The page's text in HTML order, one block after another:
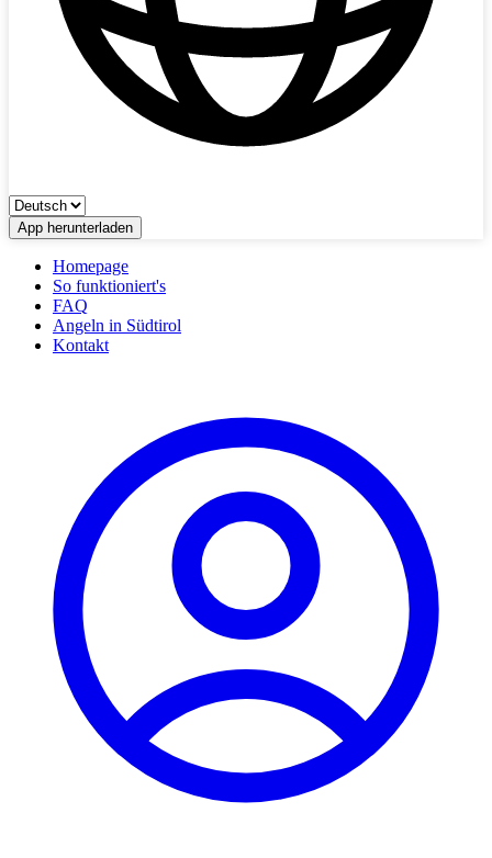
App herunterladen
Homepage
So funktioniert's
FAQ
Angeln in Südtirol
Kontakt